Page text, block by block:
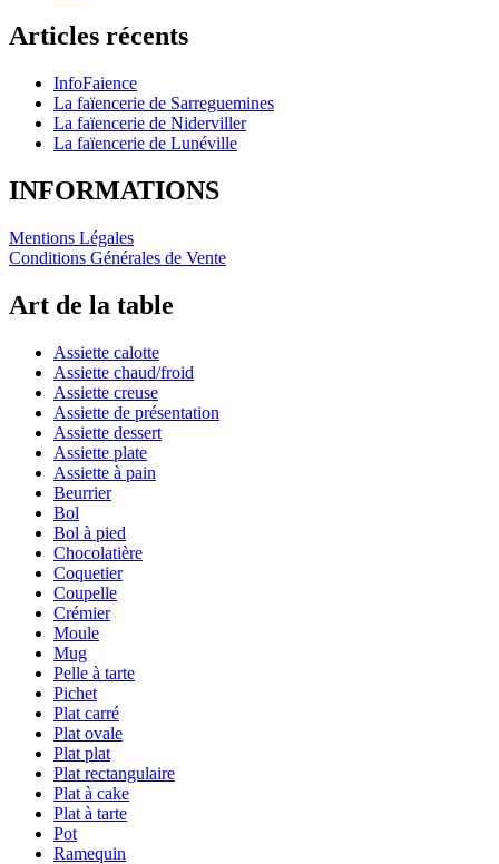
Articles récents
InfoFaience
La faïencerie de Sarreguemines
La faïencerie de Niderviller
La faïencerie de Lunéville
INFORMATIONS
Mentions Légales
Conditions Générales de Vente
Art de la table
Assiette calotte
Assiette chaud/froid
Assiette creuse
Assiette de présentation
Assiette dessert
Assiette plate
Assiette à pain
Beurrier
Bol
Bol à pied
Chocolatière
Coquetier
Coupelle
Crémier
Moule
Mug
Pelle à tarte
Pichet
Plat carré
Plat ovale
Plat plat
Plat rectangulaire
Plat à cake
Plat à tarte
Pot
Ramequin